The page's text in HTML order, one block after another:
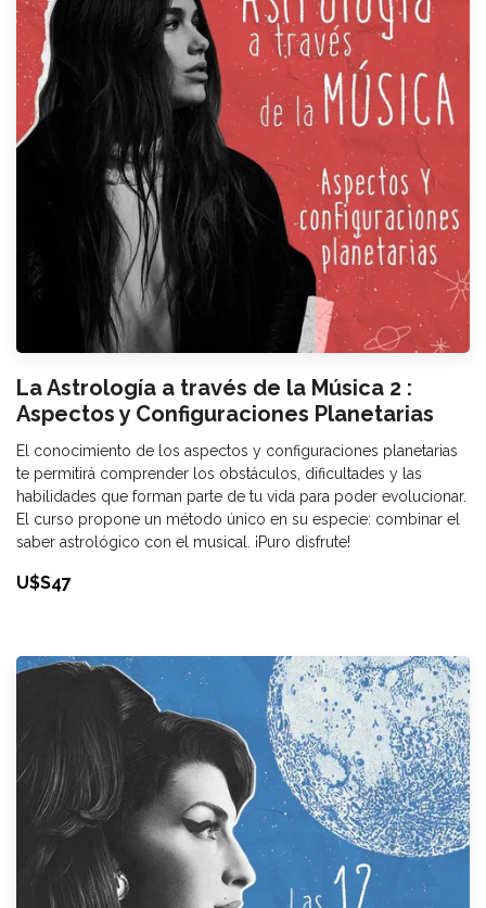
La Astrología a través de la Música 2 :
Aspectos y Configuraciones Planetarias
El conocimiento de los aspectos y configuraciones planetarias
te permitirá comprender los obstáculos, dificultades y las
habilidades que forman parte de tu vida para poder evolucionar.
El curso propone un método único en su especie: combinar el
saber astrológico con el musical. ¡Puro disfrute!
U$S47